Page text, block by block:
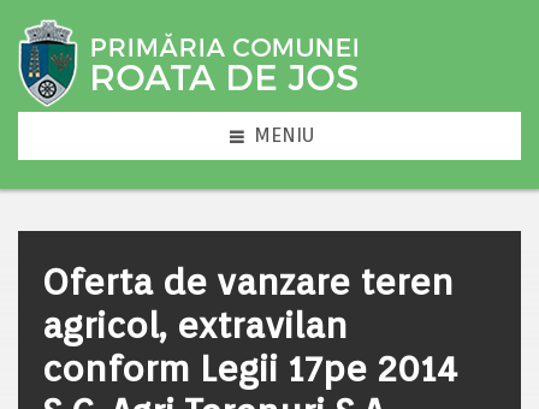
MENIU
Oferta de vanzare teren
agricol, extravilan
conform Legii 17pe 2014